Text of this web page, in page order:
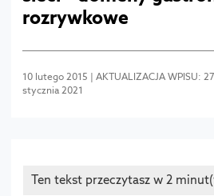
rozrywkowe
10 lutego 2015 | AKTUALIZACJA WPISU: 27
stycznia 2021